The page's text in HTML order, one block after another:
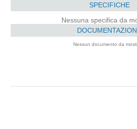
SPECIFICHE
Nessuna specifica da
Nessun documento da